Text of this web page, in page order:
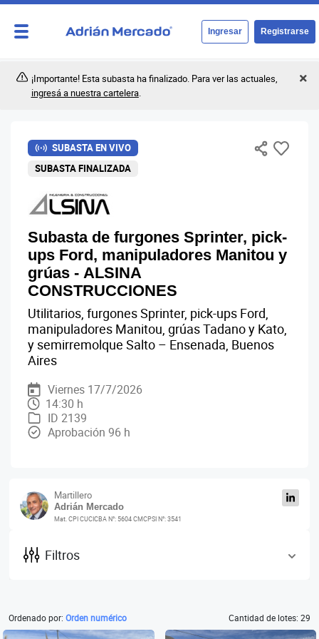
Ingresar Registrarse
¡Importante! Esta subasta ha finalizado. Para ver las actuales,
ingresá a nuestra cartelera.
Subasta de furgones Sprinter, pick-
ups Ford, manipuladores Manitou y
grúas - ALSINA
CONSTRUCCIONES
SUBASTA EN VIVO
SUBASTA FINALIZADA
Utilitarios, furgones Sprinter, pick-ups Ford,
manipuladores Manitou, grúas Tadano y Kato,
y semirremolque Salto – Ensenada, Buenos
Aires
Viernes 17/7/2026
14:30 h
ID 2139
Aprobación 96 h
Martillero
Adrián Mercado
Mat. CPI CUCICBA N°: 5604 CMCPSI N°: 3541
Filtros
Ordenado por: Orden numérico Cantidad de lotes: 29